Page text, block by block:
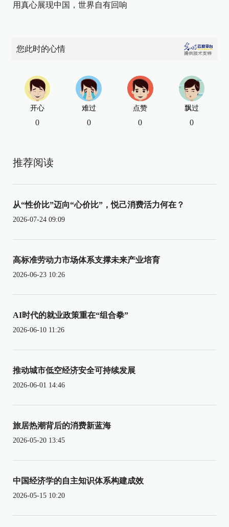
用真心展现中国，世界自有回响
您此时的心情
开心
0
难过
0
点赞
0
飘过
0
推荐阅读
从“性价比”迈向“心价比”，悦己消费活力何在？
2026-07-24 09:09
高标准劳动力市场体系支撑未来产业培育
2026-06-23 10:26
AI时代的就业政策重在“组合拳”
2026-06-10 11:26
推动城市低空经济安全可持续发展
2026-06-01 14:46
旅居热潮背后的消费新蓝海
2026-05-20 13:45
中国经济学的自主知识体系构建成效
2026-05-15 10:20